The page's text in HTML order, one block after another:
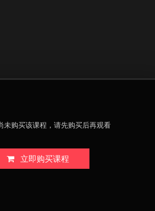
未购买该课程，请先购买后再观看
立即购买课程